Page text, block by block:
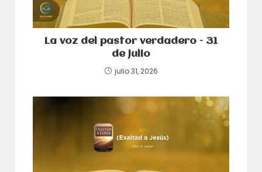
La voz del pastor verdadero – 31
de julio
julio 31, 2026